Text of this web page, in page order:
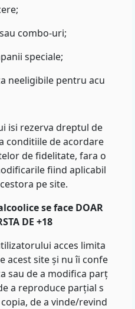
combo-uri;
speciale;
neeligibile pentru acu
isi rezerva dreptul de
conditiile de acordare
de fidelitate, fara o
fiind aplicabil
pe site.
se face DOAR
DE +18
acces limita
acest site și nu îi confe
sau de a modifica parț
a reproduce parțial s
de a vinde/revind